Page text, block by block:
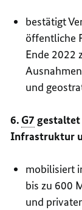
bestätigt
öffentliche
Ende 2022
und
6. G7
Infrastruktur
mobilisiert
bis zu 600
und